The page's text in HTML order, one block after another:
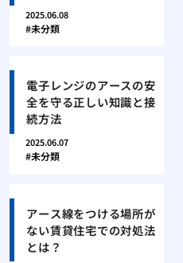
2025.06.08
未分類
電子レンジのアースの安
全を守る正しい知識と接
続方法
2025.06.07
未分類
アース線をつける場所が
ない賃貸住宅での対処法
とは？